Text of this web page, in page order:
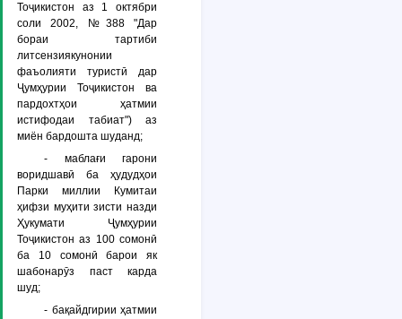
Тоҷикистон аз 1 октябри
соли 2002, №388 "Дар
бораи тартиби
литсензиякунонии
фаъолияти туристӣ дар
Ҷумҳурии Тоҷикистон ва
пардохтҳои ҳатмии
истифодаи табиат") аз
миён бардошта шуданд;
- маблағи гарони
воридшавӣ ба ҳудудҳои
Парки миллии Кумитаи
ҳифзи муҳити зисти назди
Ҳукумати Ҷумҳурии
Тоҷикистон аз 100 сомонӣ
ба 10 сомонӣ барои як
шабонарӯз паст карда
шуд;
- бақайдгирии ҳатмии